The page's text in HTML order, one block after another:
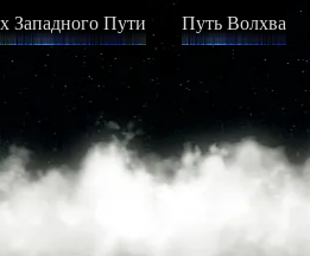
Западного Пути Путь Волхва